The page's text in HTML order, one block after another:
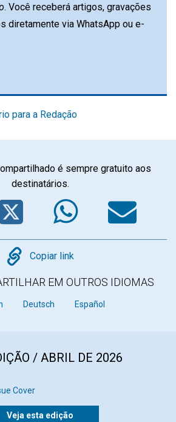
. Você receberá artigos, gravações
diretamente via WhatsApp ou e-
para a Redação
é sempre gratuito aos
destinatários.
Twitter
Copy
Copiar link
EM OUTROS IDIOMAS
Deutsch Español
/ ABRIL DE 2026
Veja esta edição